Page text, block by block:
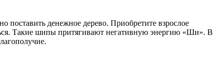
денежное дерево. Приобретите взрослое
Такие шипы притягивают негативную энергию «Ши». В